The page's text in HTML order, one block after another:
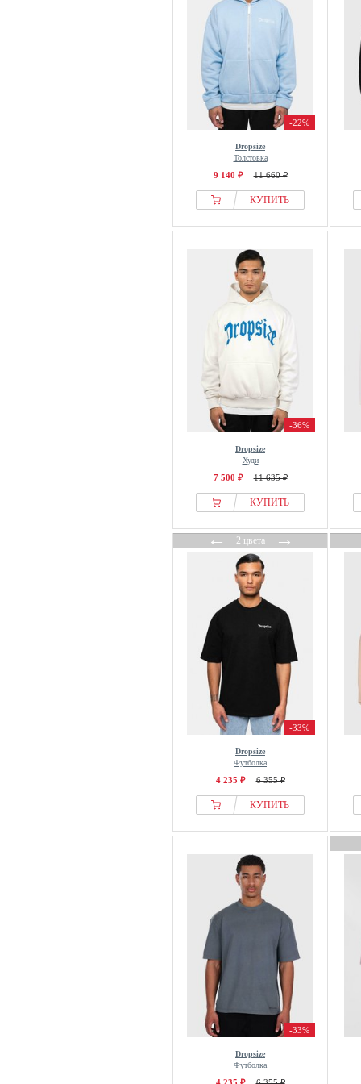
-22%
Dropsize
Толстовка
9 140 ₽ 11 660 ₽
КУПИТЬ
-36%
Dropsize
Худи
7 500 ₽ 11 635 ₽
КУПИТЬ
←2 цвета→
-33%
Dropsize
Футболка
4 235 ₽ 6 355 ₽
КУПИТЬ
-33%
Dropsize
Футболка